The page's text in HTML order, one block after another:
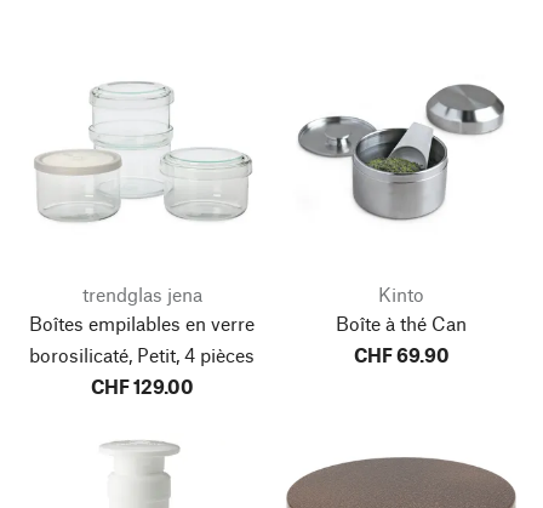
trendglas jena
Boîtes empilables en verre
borosilicaté, Petit, 4 pièces
CHF 129.00
Kinto
Boîte à thé Can
CHF 69.90